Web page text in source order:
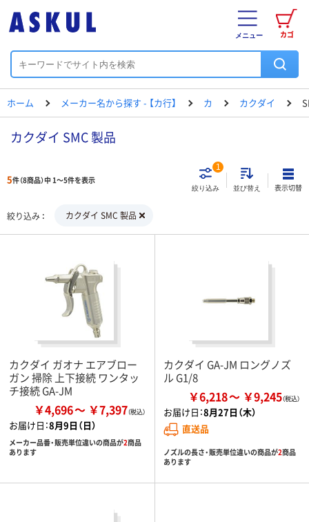
カゴ
メニュー
ホーム メーカー名から探す - 【カ行】 カ カクダイ
カクダイ SMC 製品
5件（8商品）中 1～5件を表示
絞り込み
1
並び替え 表示切替
絞り込み カクダイ SMC 製品
カクダイ ガオナ エアブロー
ガン 掃除 上下接続 ワンタッ
チ接続 GA-JM
￥4,696 ￥7,397
お届け日：8月9日（日）
メーカー品番・販売単位違いの商品が2商品
あります
カクダイ GA-JM ロングノズ
ル G1/8
￥6,218 ￥9,245
お届け日：8月27日（木）
直送品
ノズルの長さ・販売単位違いの商品が2商品
あります